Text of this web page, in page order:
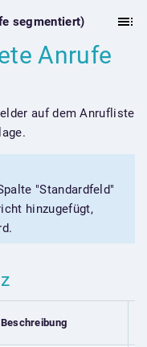
segmentiert)
Anrufe
auf dem Anrufliste
"Standardfeld"
hinzugefügt,
Beschreibung